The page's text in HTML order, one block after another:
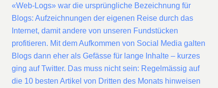
«Web-Logs» war die ursprüngliche Bezeichnung für
Blogs: Aufzeichnungen der eigenen Reise durch das
Internet, damit andere von unseren Fundstücken
profitieren. Mit dem Aufkommen von Social Media galten
Blogs dann eher als Gefässe für lange Inhalte – kurzes
ging auf Twitter. Das muss nicht sein: Regelmässig auf
die 10 besten Artikel von Dritten des Monats hinweisen